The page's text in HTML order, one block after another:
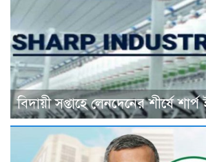
বিদায়ী সপ্তাহে লেনদেনের শীর্ষে শার্প